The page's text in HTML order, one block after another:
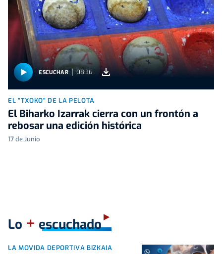
ESCUCHAR 08:36
EL "TXOKO" DE LA PELOTA
El Biharko Izarrak cierra con un frontón a
rebosar una edición histórica
17 de Junio
Lo + escuchado
LA MOVIDA DEPORTIVA BIZKAIA